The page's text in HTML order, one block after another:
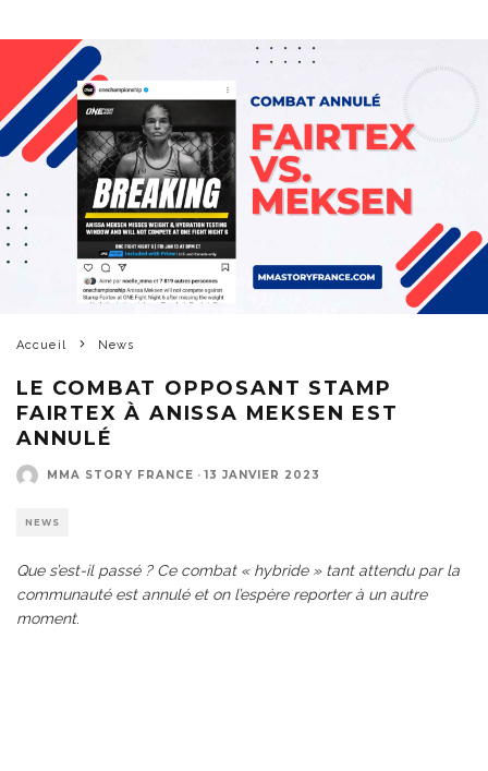
Accueil News
LE COMBAT OPPOSANT STAMP
FAIRTEX À ANISSA MEKSEN EST
ANNULÉ
MMA STORY FRANCE · 13 JANVIER 2023
NEWS
Que s’est-il passé ? Ce combat « hybride » tant attendu par la
communauté est annulé et on l’espère reporter à un autre
moment.